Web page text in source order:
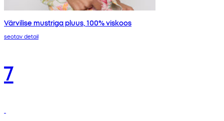
Värvilise mustriga pluus, 100% viskoos
seotav detail
7